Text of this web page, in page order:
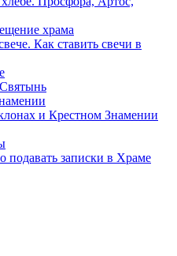
храма
Как ставить свечи в
и Крестном Знамении
подавать записки в Храме